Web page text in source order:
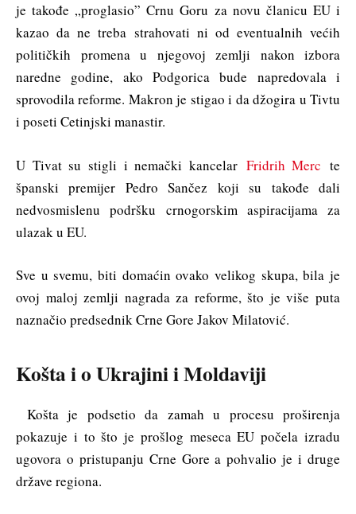
je takođe „proglasio” Crnu Goru za novu članicu EU i
kazao da ne treba strahovati ni od eventualnih većih
političkih promena u njegovoj zemlji nakon izbora
naredne godine, ako Podgorica bude napredovala i
sprovodila reforme. Makron je stigao i da džogira u Tivtu
i poseti Cetinjski manastir.
U Tivat su stigli i nemački kancelar Fridrih Merc te
španski premijer Pedro Sančez koji su takođe dali
nedvosmislenu podršku crnogorskim aspiracijama za
ulazak u EU.
Sve u svemu, biti domaćin ovako velikog skupa, bila je
ovoj maloj zemlji nagrada za reforme, što je više puta
naznačio predsednik Crne Gore Jakov Milatović.
Košta i o Ukrajini i Moldaviji
Košta je podsetio da zamah u procesu proširenja
pokazuje i to što je prošlog meseca EU počela izradu
ugovora o pristupanju Crne Gore a pohvalio je i druge
države regiona.